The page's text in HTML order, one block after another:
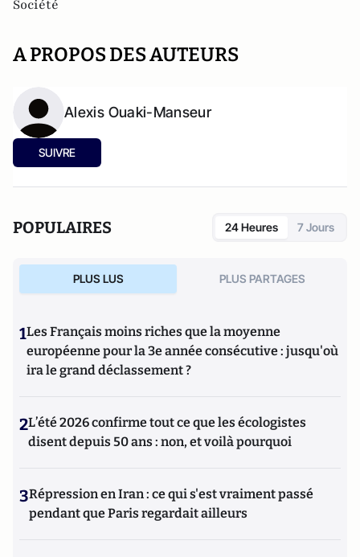
Société
A PROPOS DES AUTEURS
Alexis Ouaki-Manseur
SUIVRE
POPULAIRES 24 Heures 7 Jours
PLUS LUS PLUS PARTAGES
1Les Français moins riches que la moyenne
européenne pour la 3e année consécutive : jusqu'où
ira le grand déclassement ?
2L’été 2026 confirme tout ce que les écologistes
disent depuis 50 ans : non, et voilà pourquoi
3Répression en Iran : ce qui s'est vraiment passé
pendant que Paris regardait ailleurs